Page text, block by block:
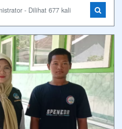
- Dilihat 677 kali